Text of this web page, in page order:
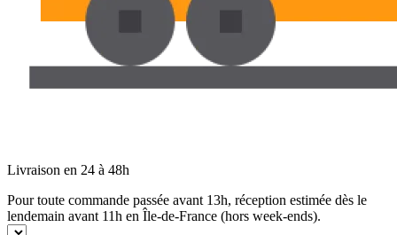
Livraison en 24 à 48h
Pour toute commande passée avant 13h, réception estimée dès le
lendemain avant 11h en Île-de-France (hors week-ends).